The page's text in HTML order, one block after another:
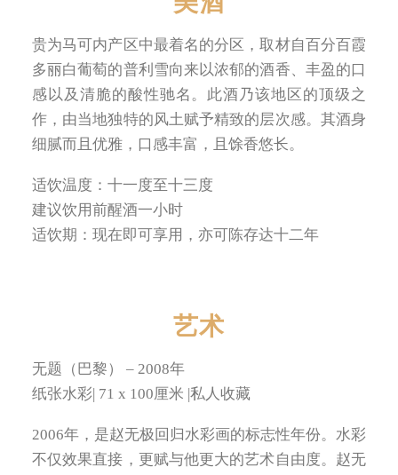
贵为马可内产区中最着名的分区，取材自百分百霞
多丽白葡萄的普利雪向来以浓郁的酒香、丰盈的口
感以及清脆的酸性驰名。此酒乃该地区的顶级之
作，由当地独特的风土赋予精致的层次感。其酒身
细腻而且优雅，口感丰富，且馀香悠长。
适饮温度：十一度至十三度
建议饮用前醒酒一小时
适饮期：现在即可享用，亦可陈存达十二年
艺术
无题（巴黎） – 2008年
纸张水彩| 71 x 100厘米 |私人收藏
2006年，是赵无极回归水彩画的标志性年份。水彩
不仅效果直接，更赋与他更大的艺术自由度。赵无